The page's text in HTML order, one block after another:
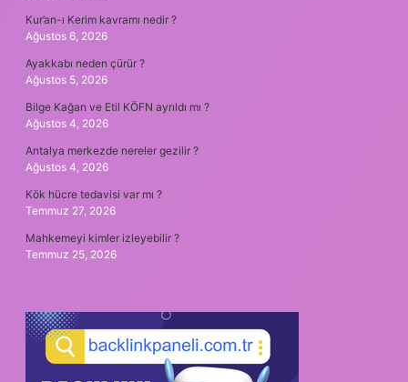
Kur’an-ı Kerim kavramı nedir ?
Ağustos 6, 2026
Ayakkabı neden çürür ?
Ağustos 5, 2026
Bilge Kağan ve Etil KÖFN ayrıldı mı ?
Ağustos 4, 2026
Antalya merkezde nereler gezilir ?
Ağustos 4, 2026
Kök hücre tedavisi var mı ?
Temmuz 27, 2026
Mahkemeyi kimler izleyebilir ?
Temmuz 25, 2026